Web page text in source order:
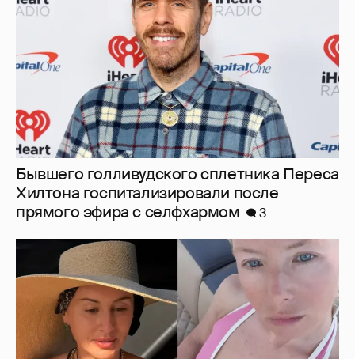
Бывшего голливудского сплетника Переса
Хилтона госпитализировали после
прямого эфира с селфхармом
3